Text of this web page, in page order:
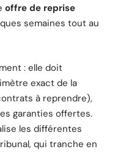
offre de reprise
semaines tout au
: elle doit
exact de la
à reprendre),
garanties offertes.
les différentes
qui tranche en